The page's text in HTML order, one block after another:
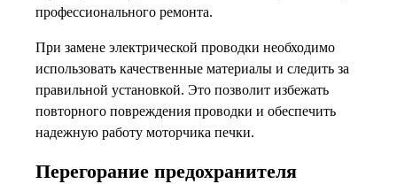
профессионального ремонта.
При замене электрической проводки необходимо
использовать качественные материалы и следить за
правильной установкой. Это позволит избежать
повторного повреждения проводки и обеспечить
надежную работу моторчика печки.
Перегорание предохранителя